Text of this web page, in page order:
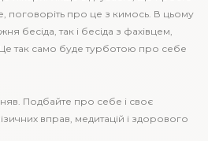
поговоріть про це з кимось. В цьому
бесіда, так і бесіда з фахівцем,
так само буде турботою про себе
Подбайте про себе і своє
вправ, медитацій і здорового